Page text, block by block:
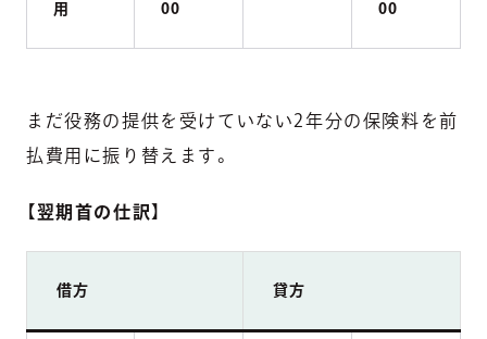
用
00
00
まだ役務の提供を受けていない2年分の保険料を前
払費用に振り替えます。
【翌期首の仕訳 】
借方 貸方